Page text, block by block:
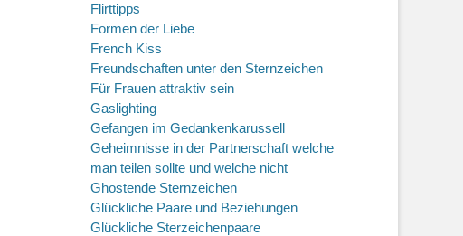
Flirttipps
Formen der Liebe
French Kiss
Freundschaften unter den Sternzeichen
Für Frauen attraktiv sein
Gaslighting
Gefangen im Gedankenkarussell
Geheimnisse in der Partnerschaft welche
man teilen sollte und welche nicht
Ghostende Sternzeichen
Glückliche Paare und Beziehungen
Glückliche Sterzeichenpaare